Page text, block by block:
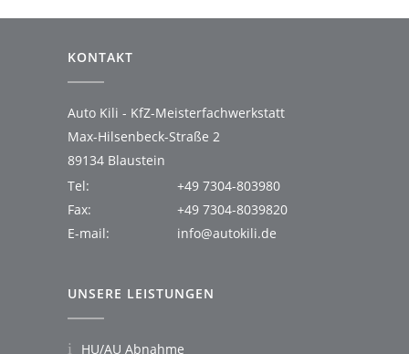
KONTAKT
Auto Kili - KfZ-Meisterfachwerkstatt
Max-Hilsenbeck-Straße 2
89134 Blaustein
Tel:
+49 7304-803980
Fax:
+49 7304-8039820
E-mail:
info@autokili.de
UNSERE LEISTUNGEN
HU/AU Abnahme